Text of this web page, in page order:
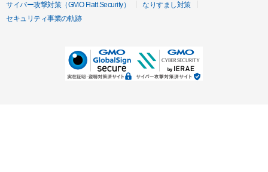
サイバー攻撃対策（GMO Flatt Security）
なりすまし対策
セキュリティ事業の軌跡